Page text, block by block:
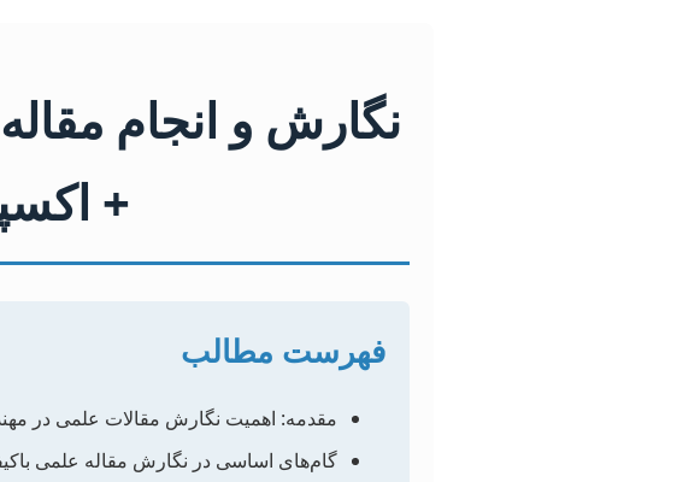
نگارش و انجام
+
فهرست مطالب
مقدمه: اهمیت نگارش مقالات علمی در
گام‌های اساسی در نگارش مقاله علمی